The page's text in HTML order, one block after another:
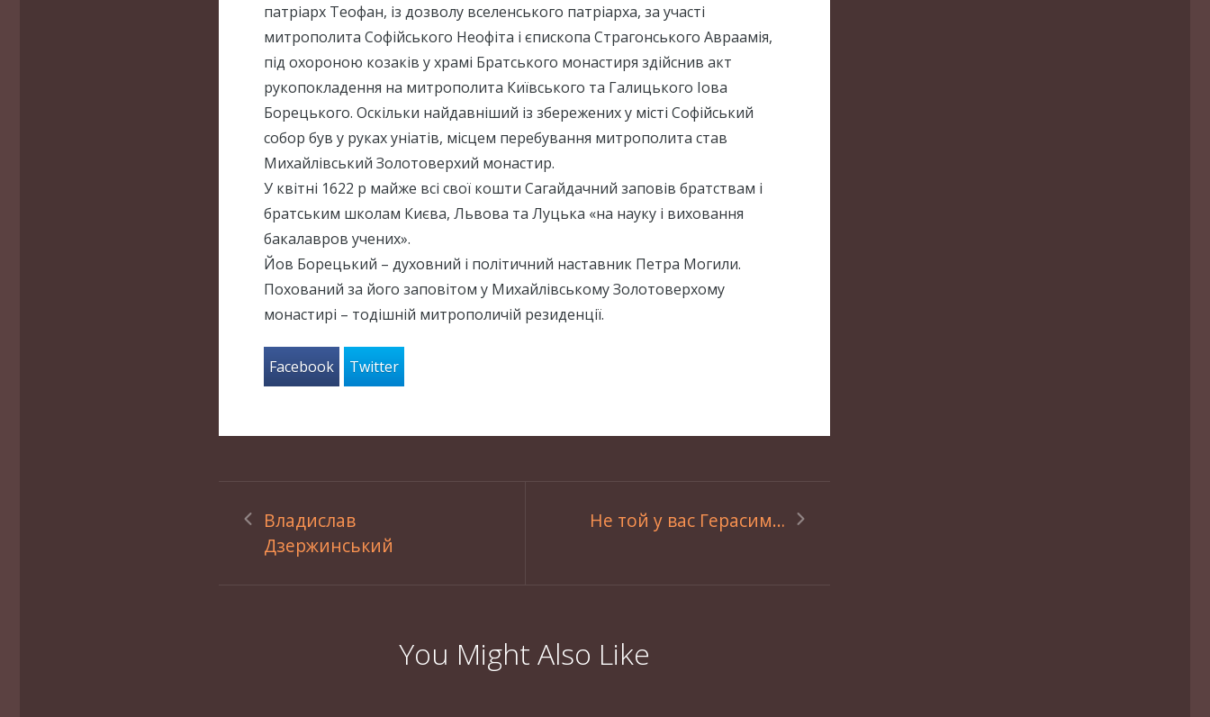
патріарх Теофан, із дозволу вселенського патріарха, за участі
митрополита Софійського Неофіта і єпископа Страгонського Авраамія,
під охороною козаків у храмі Братського монастиря здійснив акт
рукопокладення на митрополита Київського та Галицького Іова
Борецького. Оскільки найдавніший із збережених у місті Софійський
собор був у руках уніатів, місцем перебування митрополита став
Михайлівський Золотоверхий монастир.
У квітні 1622 р майже всі свої кошти Сагайдачний заповів братствам і
братським школам Києва, Львова та Луцька «на науку і виховання
бакалавров учених».
Йов Борецький – духовний і політичний наставник Петра Могили.
Похований за його заповітом у Михайлівському Золотоверхому
монастирі – тодішній митрополичій резиденції.
Facebook Twitter
Владислав
Дзержинський
Не той у вас Герасим…
You Might Also Like